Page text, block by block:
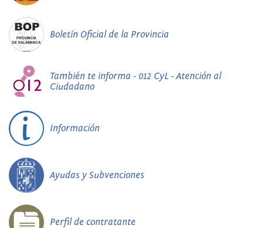
Boletín Oficial de la Provincia
También te informa - 012 CyL - Atención al
Ciudadano
Información
Ayudas y Subvenciones
Perfil de contratante